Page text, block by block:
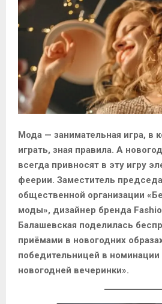
M
N
U
Мода — занимательная игра, в
играть, зная правила. А
всегда привносят в эту игру
феерии. Заместитель
общественной организации
моды», дизайнер бренда
Балашевская поделилась
приёмами в новогодних
победительницей в номинации
новогодней вечеринки».